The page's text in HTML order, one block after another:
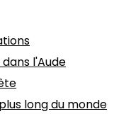
l'Aude
long du monde